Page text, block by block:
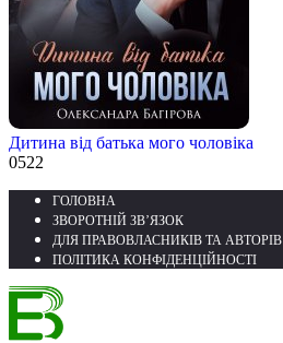
Дитина від батька мого чоловіка
0522
ГОЛОВНА
ЗВОРОТНІЙ ЗВ’ЯЗОК
ДЛЯ ПРАВОВЛАСНИКІВ ТА АВТОРІВ
ПОЛІТИКА КОНФІДЕНЦІЙНОСТІ